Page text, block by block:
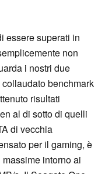
essere superati in
non
i nostri due
benchmark
risultati
al di sotto di quelli
di vecchia
per il gaming, è
intorno ai